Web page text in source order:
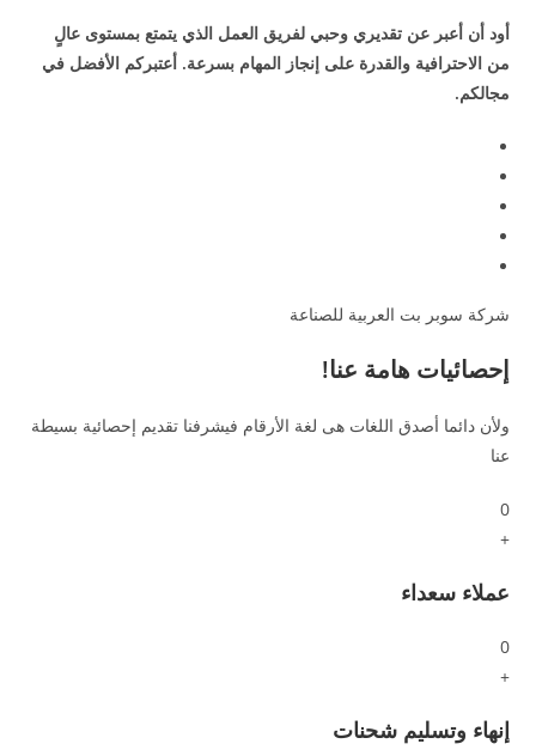
أود أن أعبر عن تقديري وحبي لفريق العمل الذي يتمتع بمستوى عالٍ
من الاحترافية والقدرة على إنجاز المهام بسرعة. أعتبركم الأفضل في
مجالكم.
شركة سوبر بت العربية للصناعة
إحصائيات هامة عنا!
ولأن دائما أصدق اللغات هى لغة الأرقام فيشرفنا تقديم إحصائية بسيطة
عنا
0
+
عملاء سعداء
0
+
إنهاء وتسليم شحنات